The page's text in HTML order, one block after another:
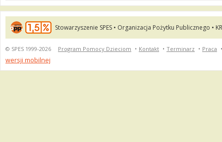
Stowarzyszenie SPES • Organizacja Pożytku Publicznego •
© SPES 1999-2026 Program Pomocy Dzieciom • Kontakt • Terminarz • Praca •
wersji mobilnej